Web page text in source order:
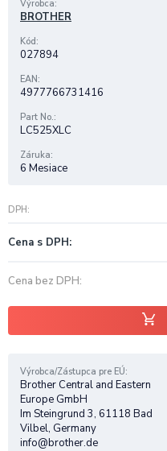
DPH
Cena s DPH
Cena bez DPH
Výrobca
BROTHER
Kód
027894
EAN
4977766731416
Part No.
LC525XLC
Záruka
6 Mesiace
Výrobca/Zástupca pre EÚ
Brother Central and Eastern
Europe GmbH
Im Steingrund 3, 61118 Bad
Vilbel, Germany
info@brother.de